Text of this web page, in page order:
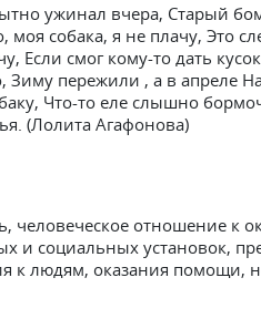
ужинал вчера, Старый
моя собака, я не плачу, Это
Если смог кому-то дать
Зиму пережили , а в апреле
Что-то еле слышно
(Лолита Агафонова)
человеческое отношение к
и социальных установок,
к людям, оказания помощи,